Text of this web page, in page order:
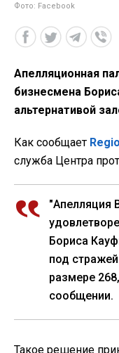
Фото: Facebook
Апелляционная
бизнесмена
альтернативой
Как сообщает
служба Центра
"Апелляция
Бориса
под стражей
размере
сообщении.
Такое решение